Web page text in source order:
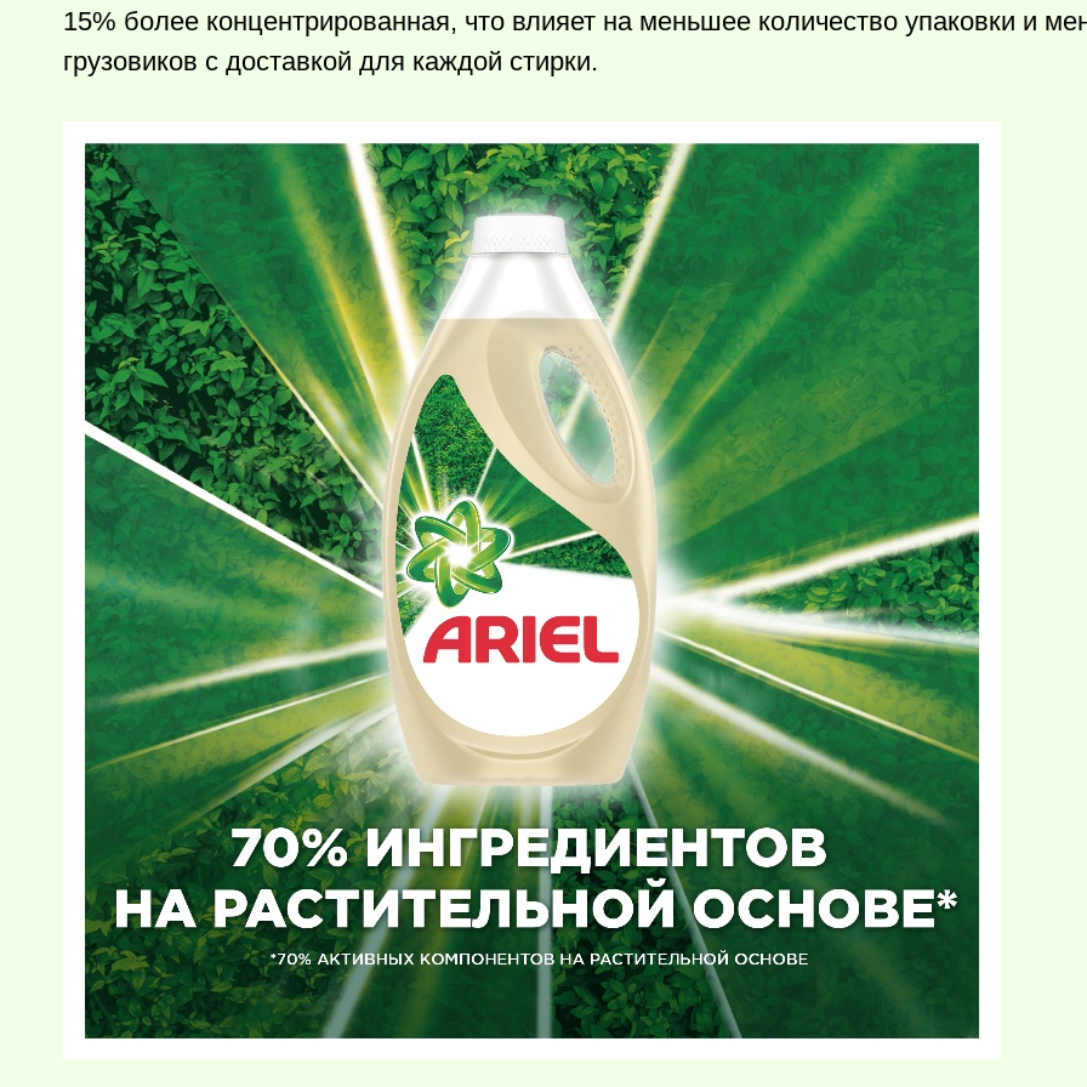
15% более концентрированная, что влияет на меньшее количество упаковки и
грузовиков с доставкой для каждой стирки.